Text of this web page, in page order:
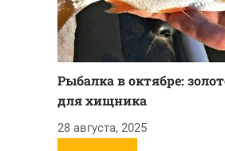
Рыбалка в октябре:
для хищника
28 августа, 2025